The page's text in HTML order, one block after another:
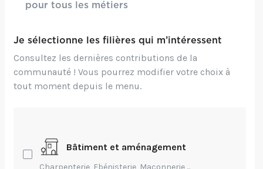
pour tous les métiers
Je sélectionne les filières qui m’intéressent
Consultez les dernières contributions de la
communauté ! Vous pourrez modifier votre choix à
tout moment depuis le menu.
Bâtiment et aménagement
Charpenterie, Ebénisterie, Maçonnerie,...